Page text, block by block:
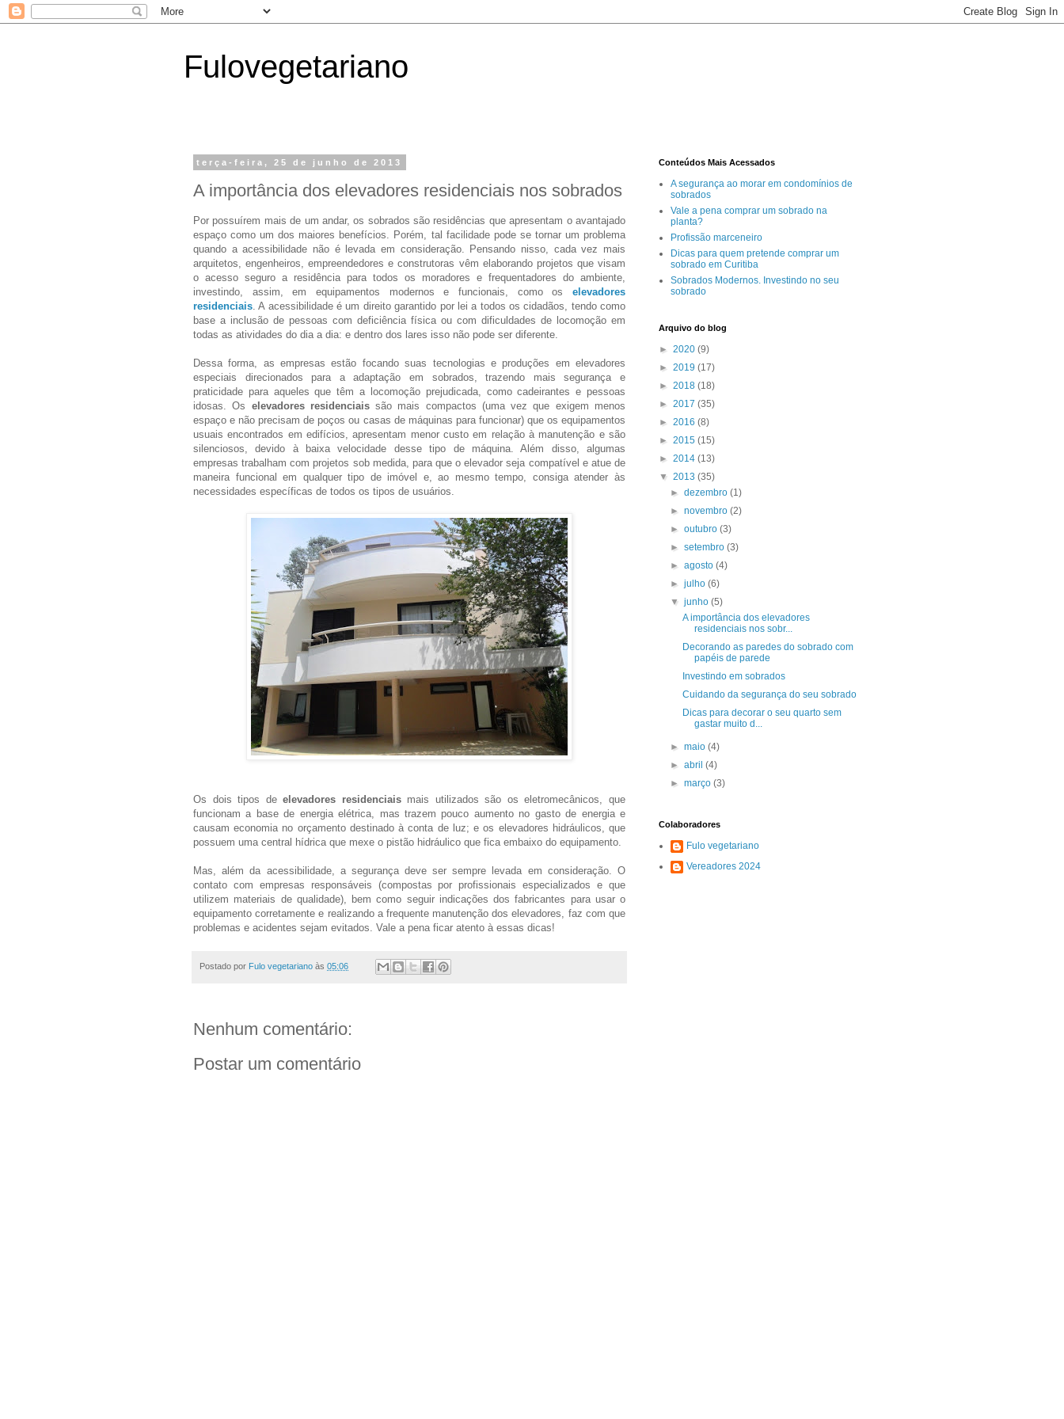
Fulovegetariano
terça-feira, 25 de junho de 2013
A importância dos elevadores residenciais nos sobrados
Por possuírem mais de um andar, os sobrados são residências que apresentam o avantajado
espaço como um dos maiores benefícios. Porém, tal facilidade pode se tornar um problema
quando a acessibilidade não é levada em consideração. Pensando nisso, cada vez mais
arquitetos, engenheiros, empreendedores e construtoras vêm elaborando projetos que visam
o acesso seguro a residência para todos os moradores e frequentadores do ambiente,
investindo, assim, em equipamentos modernos e funcionais, como os elevadores
residenciais . A acessibilidade é um direito garantido por lei a todos os cidadãos, tendo como
base a inclusão de pessoas com deficiência física ou com dificuldades de locomoção em
todas as atividades do dia a dia: e dentro dos lares isso não pode ser diferente.
Dessa forma, as empresas estão focando suas tecnologias e produções em elevadores
especiais direcionados para a adaptação em sobrados, trazendo mais segurança e
praticidade para aqueles que têm a locomoção prejudicada, como cadeirantes e pessoas
idosas. Os elevadores residenciaissão mais compactos (uma vez que exigem menos
espaço e não precisam de poços ou casas de máquinas para funcionar) que os equipamentos
usuais encontrados em edifícios, apresentam menor custo em relação à manutenção e são
silenciosos, devido à baixa velocidade desse tipo de máquina. Além disso, algumas
empresas trabalham com projetos sob medida, para que o elevador seja compatível e atue de
maneira funcional em qualquer tipo de imóvel e, ao mesmo tempo, consiga atender às
necessidades específicas de todos os tipos de usuários.
Os dois tipos deelevadores residenciaismais utilizados são os eletromecânicos, que
funcionam a base de energia elétrica, mas trazem pouco aumento no gasto de energia e
causam economia no orçamento destinado à conta de luz; e os elevadores hidráulicos, que
possuem uma central hídrica que mexe o pistão hidráulico que fica embaixo do equipamento.
Mas, além da acessibilidade, a segurança deve ser sempre levada em consideração. O
contato com empresas responsáveis (compostas por profissionais especializados e que
utilizem materiais de qualidade), bem como seguir indicações dos fabricantes para usar o
equipamento corretamente e realizando a frequente manutenção dos elevadores, faz com que
problemas e acidentes sejam evitados. Vale a pena ficar atento à essas dicas!
Postado por Fulo vegetariano às 05:06
Nenhum comentário:
Postar um comentário
Conteúdos Mais Acessados
A segurança ao morar em condomínios de
sobrados
Vale a pena comprar um sobrado na
planta?
Profissão marceneiro
Dicas para quem pretende comprar um
sobrado em Curitiba
Sobrados Modernos. Investindo no seu
sobrado
Arquivo do blog
► 2020 (9)
► 2019 (17)
► 2018 (18)
► 2017 (35)
► 2016 (8)
► 2015 (15)
► 2014 (13)
▼ 2013 (35)
►dezembro(1)
►novembro(2)
►outubro(3)
►setembro(3)
►agosto(4)
►julho(6)
▼junho(5)
A importância dos elevadores
residenciais nos sobr...
Decorando as paredes do sobrado com
papéis de parede
Investindo em sobrados
Cuidando da segurança do seu sobrado
Dicas para decorar o seu quarto sem
gastar muito d...
►maio(4)
►abril(4)
►março(3)
Colaboradores
Fulo vegetariano
Vereadores 2024